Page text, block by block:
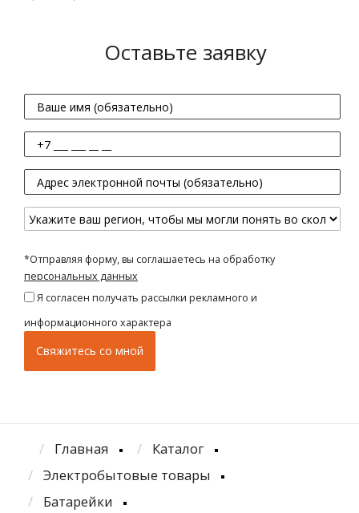
Оставьте заявку
*Отправляя форму, вы соглашаетесь на обработку
персональных данных
Я согласен получать рассылки рекламного и
информационного характера
Главная
Каталог
Электробытовые товары
Батарейки